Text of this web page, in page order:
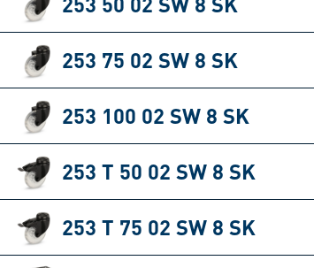
253 75 02 SW 8 SK
253 100 02 SW 8 SK
253 T 50 02 SW 8 SK
253 T 75 02 SW 8 SK